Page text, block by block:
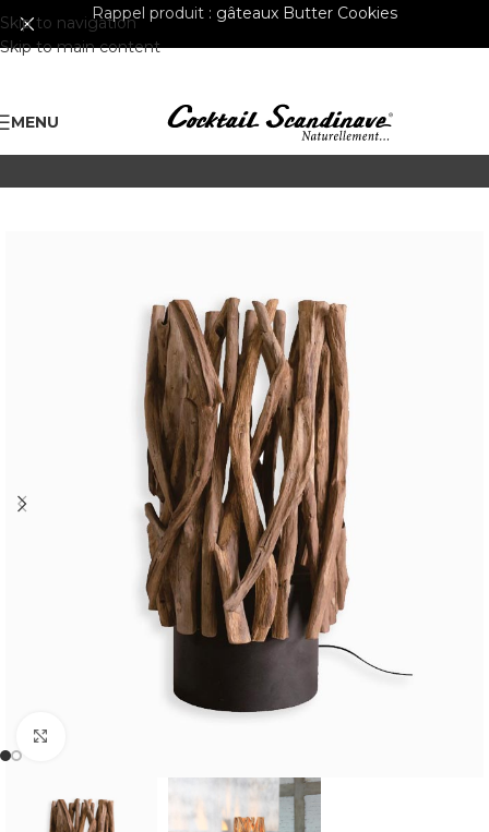
Skip to navigation
Skip to main content
Rappel produit : gâteaux Butter Cookies
MENU